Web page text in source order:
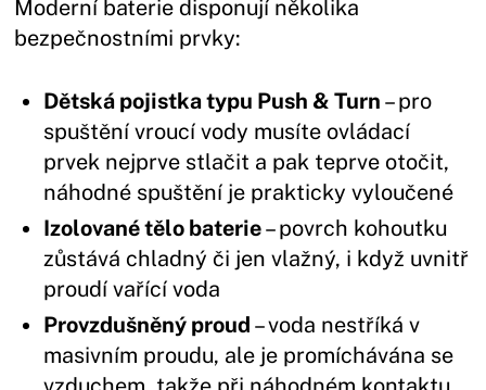
Moderní baterie disponují několika
bezpečnostními prvky:
Dětská pojistka typu Push & Turn – pro
spuštění vroucí vody musíte ovládací
prvek nejprve stlačit a pak teprve otočit,
náhodné spuštění je prakticky vyloučené
Izolované tělo baterie– povrch kohoutku
zůstává chladný či jen vlažný, i když uvnitř
proudí vařící voda
Provzdušněný proud – voda nestříká v
masivním proudu, ale je promíchávána se